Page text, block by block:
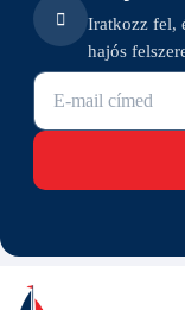
Iratkozz fel,
hajós
E-mail cím